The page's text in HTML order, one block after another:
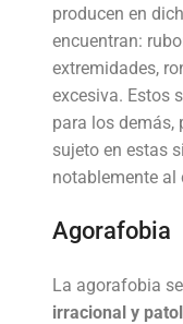
producen en
encuentran:
extremidades,
excesiva. Estos
para los demás,
sujeto en estas
notablemente al
Agorafobia
La agorafobia
irracional y